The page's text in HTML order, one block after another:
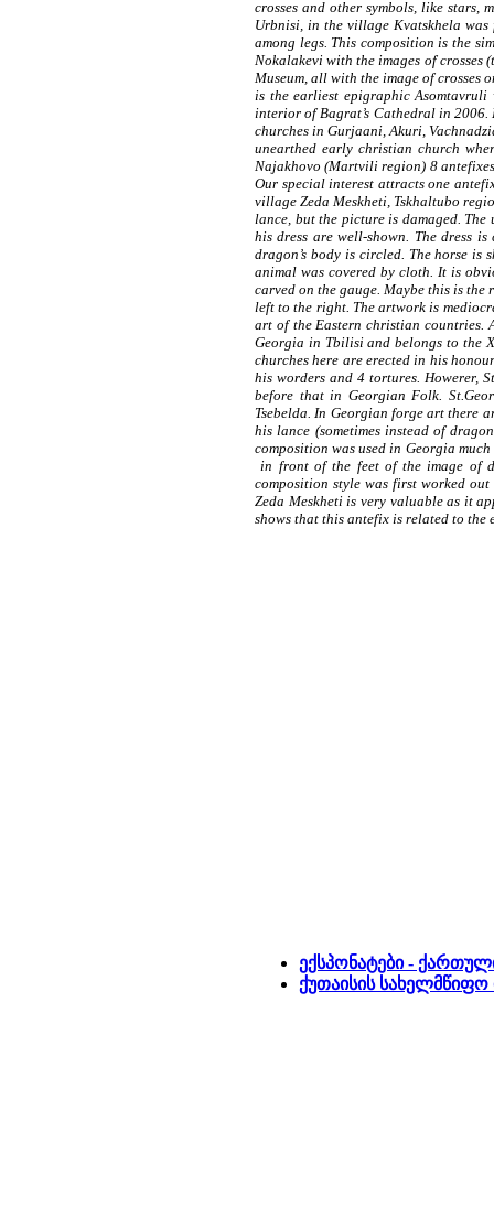
crosses and other symbols, like stars,
Urbnisi, in the village Kvatskhela
among legs. This composition is the
Nokalakevi with the images of crosses
Museum, all with the image of crosses
is the earliest epigraphic
interior of Bagrat’s Cathedral in 2006.
churches in Gurjaani, Akuri,
unearthed early christian church
Najakhovo (Martvili region) 8
Our special interest attracts one
village Zeda Meskheti, Tskhaltubo
lance, but the picture is damaged.
his dress are well-shown. The dress
dragon’s body is circled. The horse
animal was covered by cloth. It is
carved on the gauge. Maybe this is
left to the right. The artwork is
art of the Eastern christian countries.
Georgia in Tbilisi and belongs to the
churches here are erected in his
his worders and 4 tortures. Howerer,
before that in Georgian Folk.
Tsebelda.In Georgian forge art there
his lance (sometimes instead of
composition was used in Georgia
in front of the feet of the image of
composition style was first worked
Zeda Meskheti is very valuable as it
shows that this antefix is related to the
ექსპონატები -
ქუთაისის